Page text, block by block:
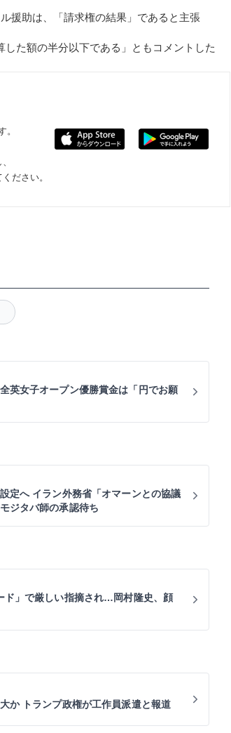
援助は、「請求権の結果」であると主張
した額の半分以下である」ともコメントした
。
ださい。
英女子オープン優勝賞金は「円でお願
定へ イラン外務省「オマーンとの協議
ジタバ師の承認待ち
ド」で厳しい指摘され…岡村隆史、顔
か トランプ政権が工作員派遣と報道